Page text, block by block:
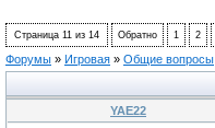
Страница 11 из 14 Обратно 1 2
Форумы » Игровая » Общие вопросы
YAE22